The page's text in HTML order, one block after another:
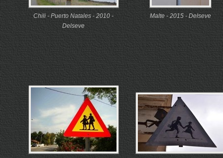
Chili - Puerto Natales - 2010 -
Delseve
Malte - 2015 - Delseve